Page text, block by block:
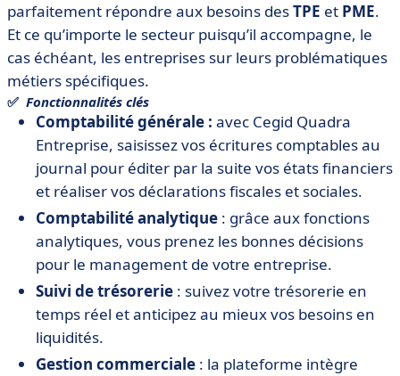
parfaitement répondre aux besoins desTPE et PME.
Et ce qu’importe le secteur puisqu’il accompagne, le
cas échéant, les entreprises sur leurs problématiques
métiers spécifiques.
✅ Fonctionnalités clés
Comptabilité générale : avec Cegid Quadra
Entreprise, saisissez vos écritures comptables au
journal pour éditer par la suite vos états financiers
et réaliser vos déclarations fiscales et sociales.
Comptabilité analytique : grâce aux fonctions
analytiques, vous prenez les bonnes décisions
pour le management de votre entreprise.
Suivi de trésorerie : suivez votre trésorerie en
temps réel et anticipez au mieux vos besoins en
liquidités.
Gestion commerciale : la plateforme intègre